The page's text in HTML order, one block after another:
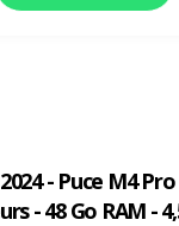
- Puce M4 Pro
- 48 Go RAM -